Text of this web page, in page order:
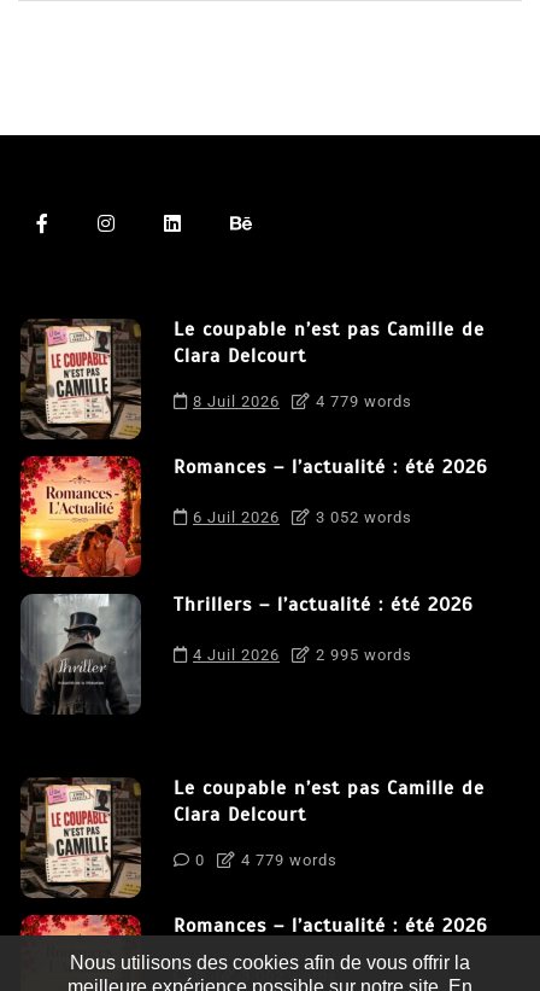
Le coupable n’est pas Camille de
Clara Delcourt
8 Juil 2026 4 779 words
Romances – l’actualité : été 2026
6 Juil 2026 3 052 words
Thrillers – l’actualité : été 2026
4 Juil 2026 2 995 words
Le coupable n’est pas Camille de
Clara Delcourt
0 4 779 words
Romances – l’actualité : été 2026
0 3 052 words
Nous utilisons des cookies afin de vous offrir la
meilleure expérience possible sur notre site. En